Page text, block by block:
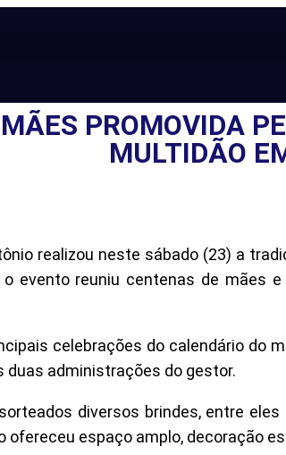
PROMOVIDA
MULTIDÃO
realizou neste sábado (23) a
o evento reuniu centenas de mães
celebrações do calendário do
duas administrações do gestor.
diversos brindes, entre
ofereceu espaço amplo, decoração